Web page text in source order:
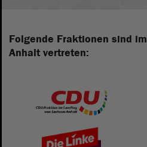
Folgende Fraktionen sind
Anhalt vertreten: